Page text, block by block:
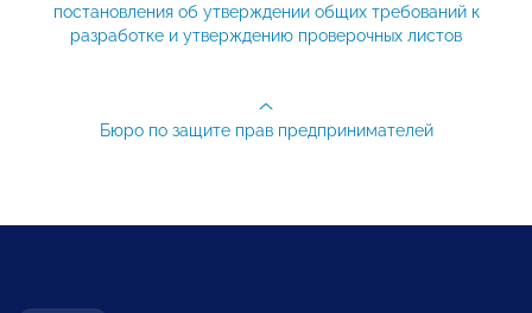
постановления об утверждении общих требований к
разработке и утверждению проверочных листов
Бюро по защите прав предпринимателей